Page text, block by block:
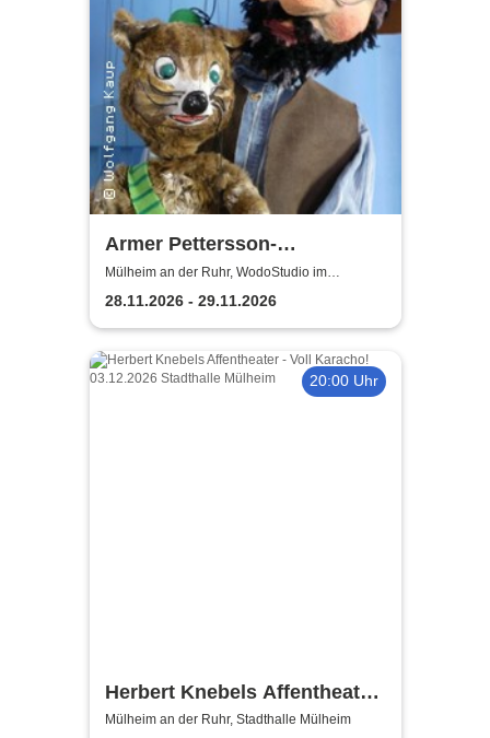
Armer Pettersson-
weihnachtlich | WodoStudio
im Ringlokschuppen Ruhr
Mülheim an der Ruhr, WodoStudio im
Ringlokschuppen Ruhr
28.11.2026 - 29.11.2026
20:00 Uhr
Herbert Knebels Affentheater
- Voll Karacho!
Mülheim an der Ruhr, Stadthalle Mülheim